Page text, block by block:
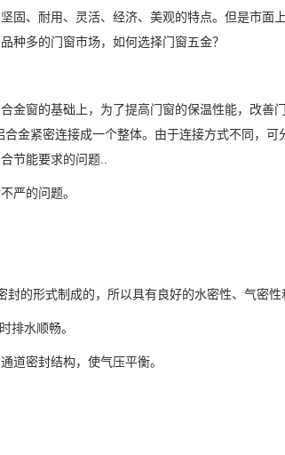
固、耐用、灵活、经济、美观的特点。但是市面
种多的门窗市场，如何选择门窗五金？
金窗的基础上，为了提高门窗的保温性能，改善
金紧密连接成一个整体。由于连接方式不同，可
节能要求的问题..
严的问题。
的形式制成的，所以具有良好的水密性、气密性
排水顺畅。
道密封结构，使气压平衡。